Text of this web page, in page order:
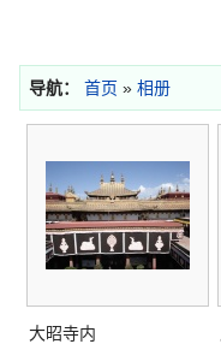
导航： 首页 » 相册
大昭寺内